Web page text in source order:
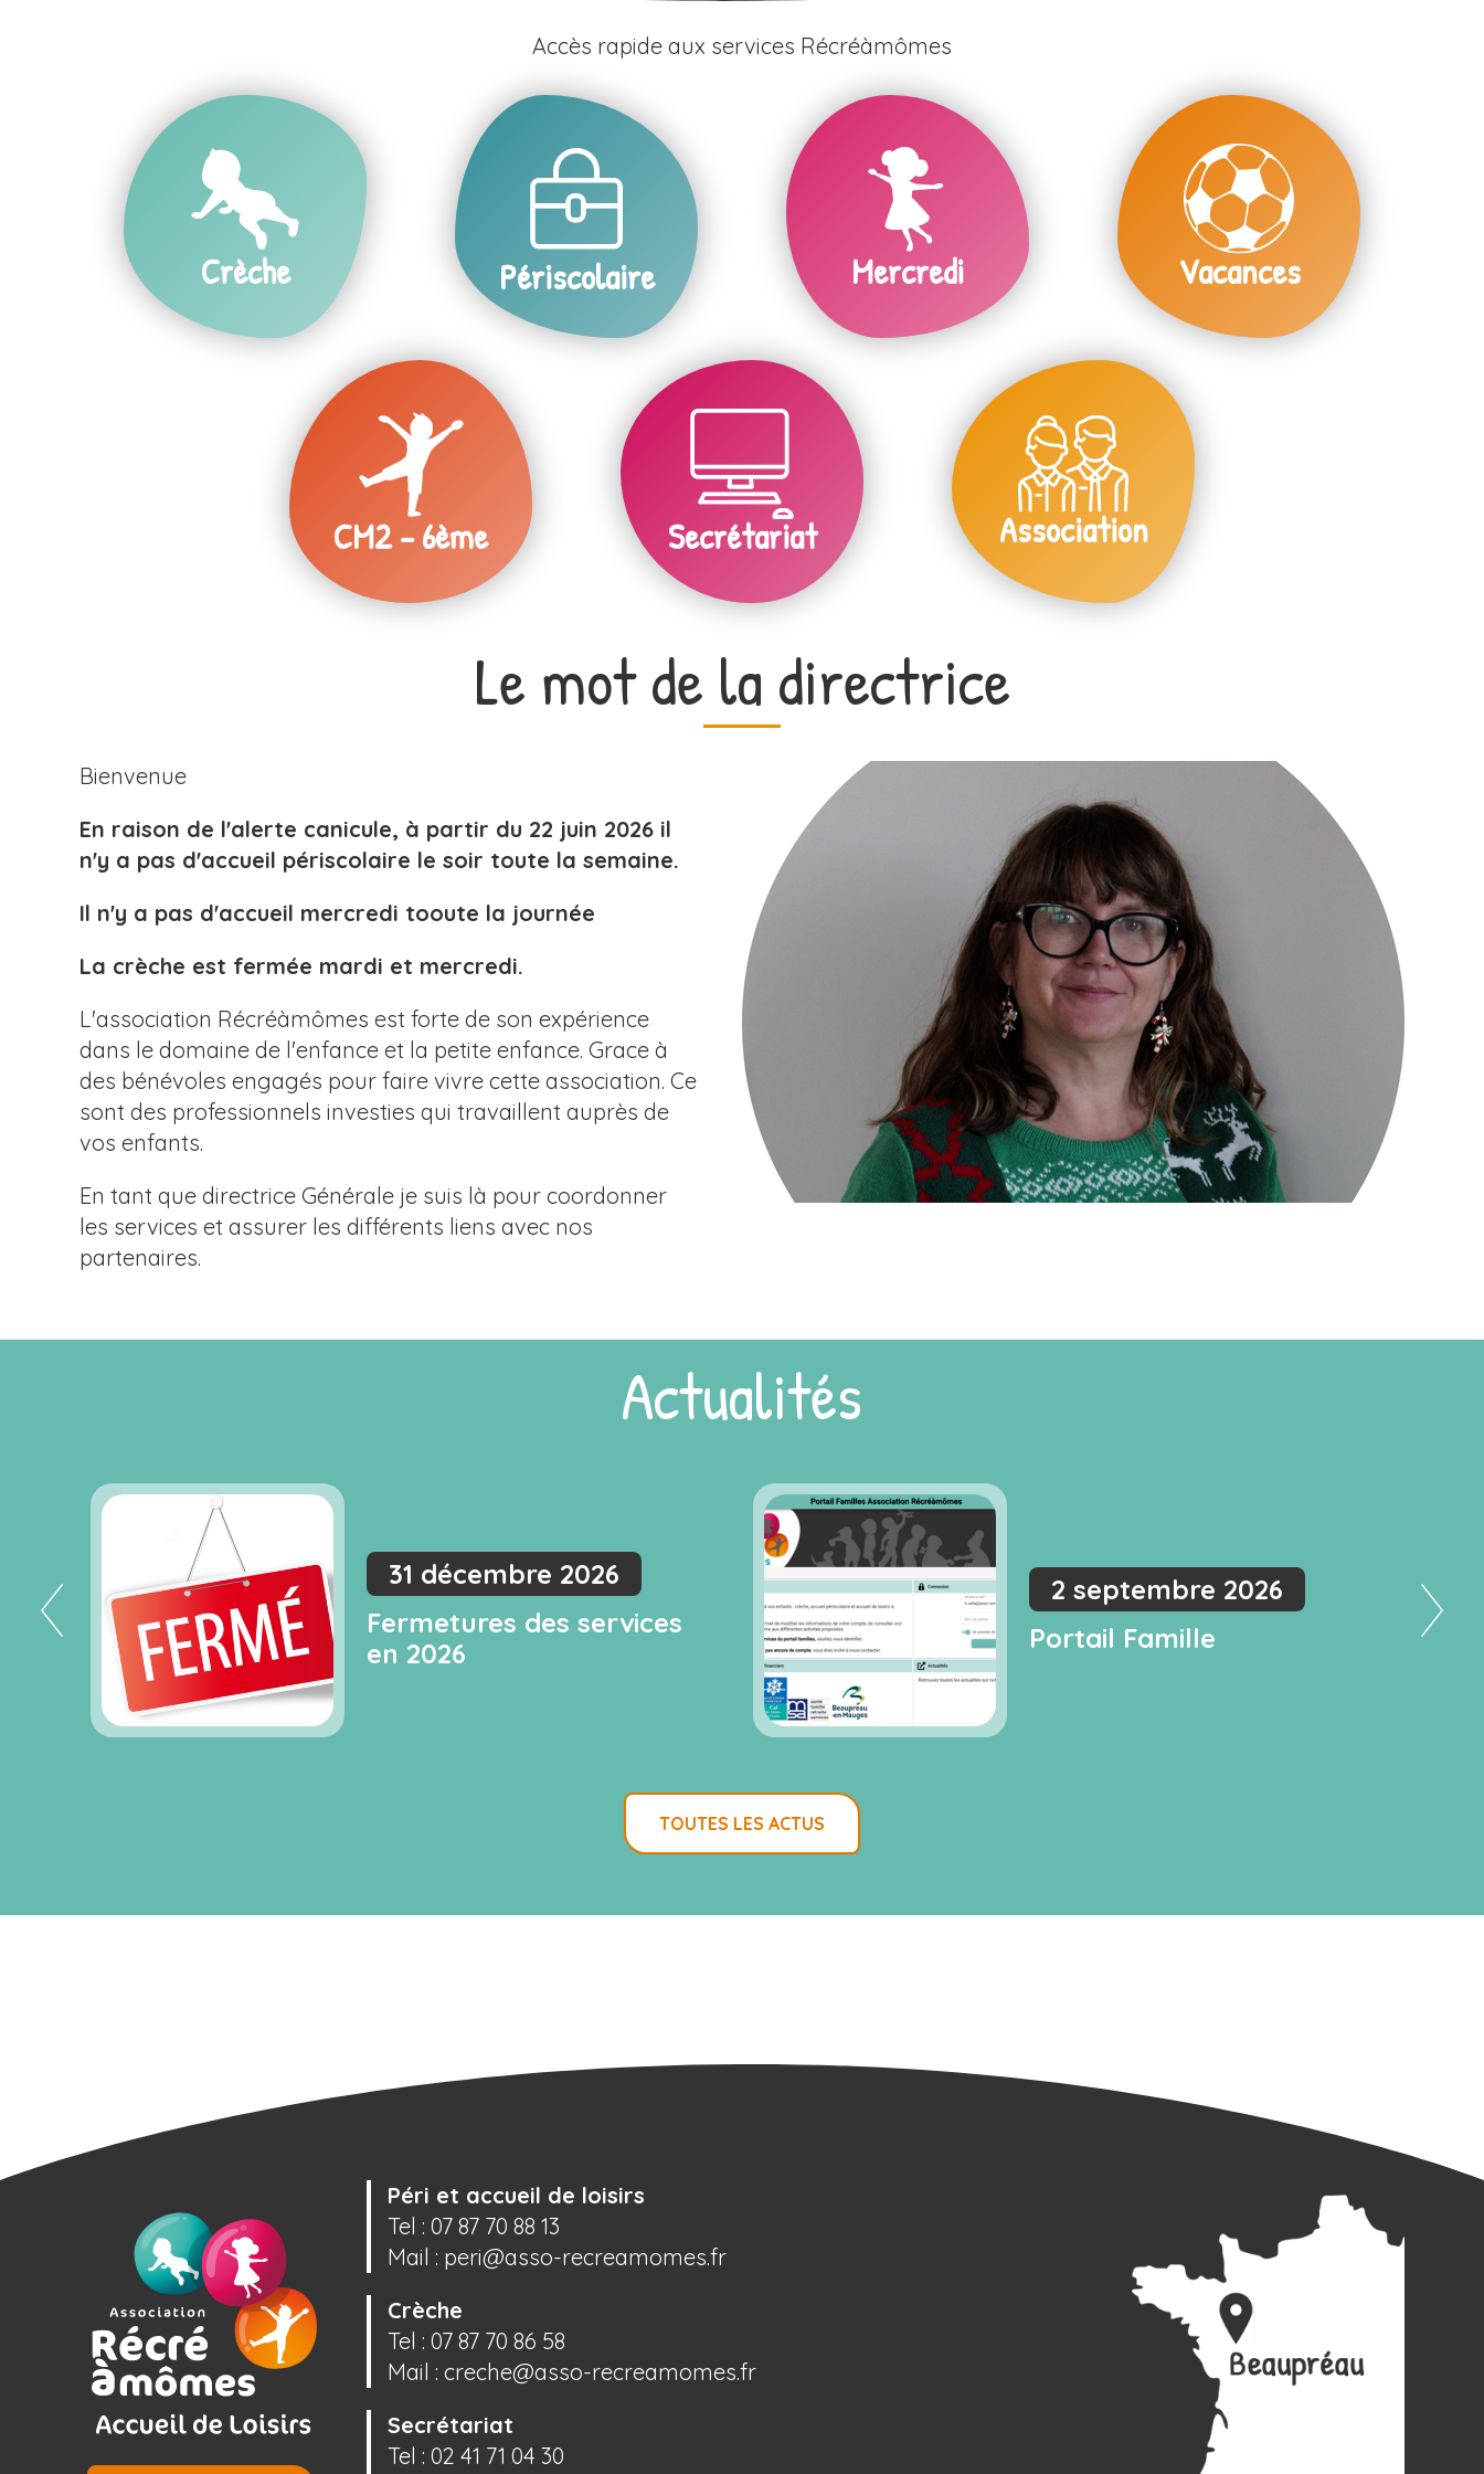
Accès rapide aux services Récréàmômes
Crèche Périscolaire Mercredi Vacances
CM2 - 6ème Secrétariat Association
Le mot de la directrice
Bienvenue
En raison de l'alerte canicule, à partir du 22 juin 2026 il
n'y a pas d'accueil périscolaire le soir toute la semaine.
Il n'y a pas d'accueil mercredi tooute la journée
La crèche est fermée mardi et mercredi.
L'association Récréàmômes est forte de son expérience
dans le domaine de l'enfance et la petite enfance. Grace à
des bénévoles engagés pour faire vivre cette association. Ce
sont des professionnels investies qui travaillent auprès de
vos enfants.
En tant que directrice Générale je suis là pour coordonner
les services et assurer les différents liens avec nos
partenaires.
Actualités
31 décembre 2026
Fermetures des services
en 2026
2 septembre 2026
Portail Famille
TOUTES LES ACTUS
Péri et accueil de loisirs
Tel : 07 87 70 88 13
Mail : peri@asso-recreamomes.fr
Crèche
Tel : 07 87 70 86 58
Mail : creche@asso-recreamomes.fr
Secrétariat
Tel : 02 41 71 04 30